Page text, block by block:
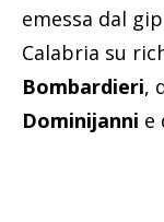
emessa dal
Calabria su
Bombardieri,
Dominijanni e